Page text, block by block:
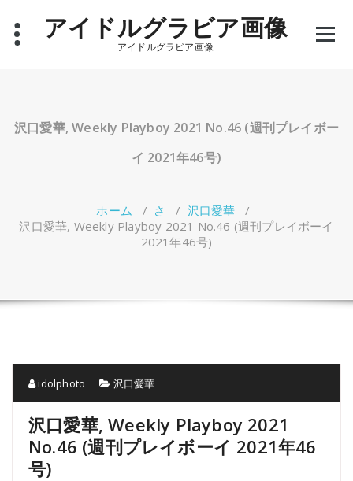
アイドルグラビア画像
アイドルグラビア画像
沢口愛華, Weekly Playboy 2021 No.46 (週刊プレイボー
イ 2021年46号)
ホーム / さ / 沢口愛華 /
沢口愛華, Weekly Playboy 2021 No.46 (週刊プレイボーイ
2021年46号)
idolphoto 沢口愛華
沢口愛華, Weekly Playboy 2021
No.46 (週刊プレイボーイ 2021年46
号)